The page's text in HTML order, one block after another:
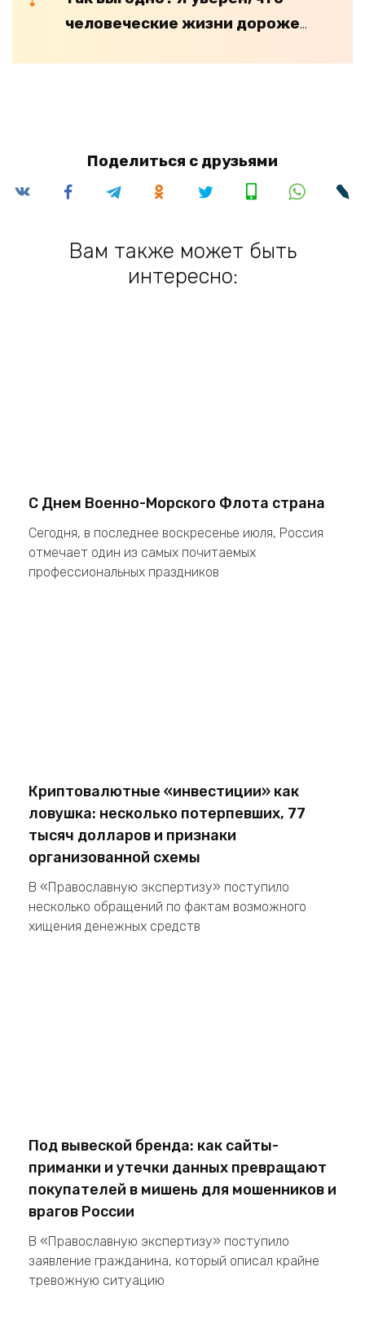
человеческие жизни дороже…
Поделиться с друзьями
Вам также может быть
интересно:
С Днем Военно-Морского Флота страна
Сегодня, в последнее воскресенье июля, Россия
отмечает один из самых почитаемых
профессиональных праздников
Криптовалютные «инвестиции» как
ловушка: несколько потерпевших, 77
тысяч долларов и признаки
организованной схемы
В «Православную экспертизу» поступило
несколько обращений по фактам возможного
хищения денежных средств
Под вывеской бренда: как сайты-
приманки и утечки данных превращают
покупателей в мишень для мошенников и
врагов России
В «Православную экспертизу» поступило
заявление гражданина, который описал крайне
тревожную ситуацию